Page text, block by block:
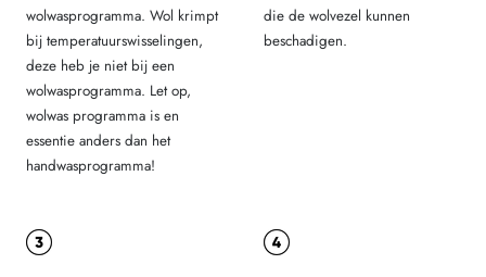
wolwasprogramma. Wol krimpt
bij temperatuurswisselingen,
deze heb je niet bij een
wolwasprogramma. Let op,
wolwas programma is en
essentie anders dan het
handwasprogramma!
die de wolvezel kunnen
beschadigen.